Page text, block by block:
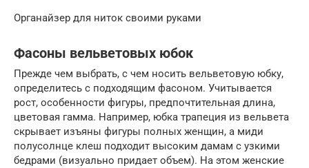
Органайзер для ниток своими руками
Фасоны вельветовых юбок
Прежде чем выбрать, с чем носить вельветовую юбку,
определитесь с подходящим фасоном. Учитывается
рост, особенности фигуры, предпочтительная длина,
цветовая гамма. Например, юбка трапеция из вельвета
скрывает изъяны фигуры полных женщин, а миди
полусолнце клеш подходит высоким дамам с узкими
бедрами (визуально придает объем). На этом женские